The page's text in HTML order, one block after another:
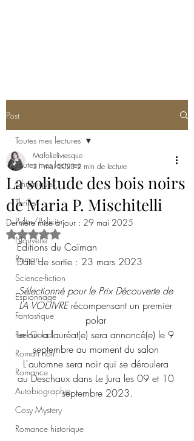
Post
Toutes mes lectures
Chroniques
Thriller
Polar/Policier
Nouvelle
Roman
Science-fiction
Espionnage
Fantastique
Feel-Good
Roman noir
Romance
Autobiographie
Cosy Mystery
Romance historique
Toutes mes lectures
La solitude des bois noirs
de Maria P. Mischitelli
Mafolielivresque
31 mai 2023 2 min de lecture
Dernière mise à jour : 29 mai 2025
Noté NaN étoiles sur 5.
Éditions du Caïman
Date de sortie : 23 mars 2023
Sélectionné pour le Prix Découverte de
LA VOUIVRE récompensant un premier
polar
Le ou la lauréat(e) sera annoncé(e) le 9
septembre au moment du salon
L'automne sera noir qui se déroulera
au Deschaux dans Le Jura les 09 et 10
septembre 2023.